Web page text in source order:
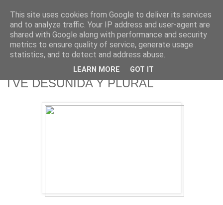
625 RANAS
LA TELEVISIÓN DESDE EL PUNTO DE VISTA BATRACIO
TVE DESUNIDA Y PLURAL
This site uses cookies from Google to deliver its services
and to analyze traffic. Your IP address and user-agent are
shared with Google along with performance and security
metrics to ensure quality of service, generate usage
statistics, and to detect and address abuse.
LEARN MORE GOT IT